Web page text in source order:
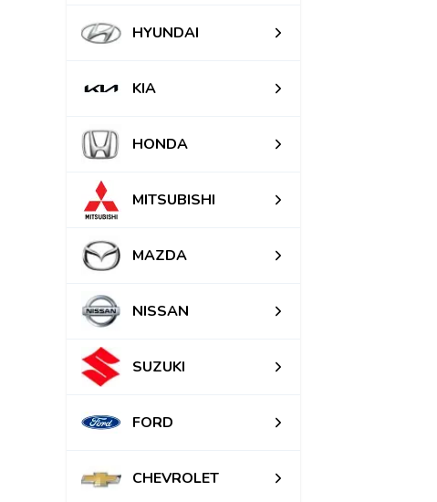
HYUNDAI
KIA
HONDA
MITSUBISHI
MAZDA
NISSAN
SUZUKI
FORD
CHEVROLET